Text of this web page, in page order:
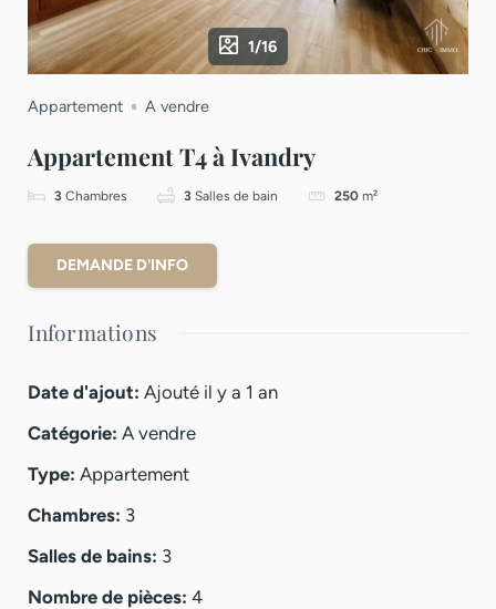
1/16
Appartement A vendre
Appartement T4 à Ivandry
3 Chambres 3 Salles de bain 250 m²
DEMANDE D'INFO
Informations
Date d'ajout: Ajouté il y a 1 an
Catégorie: A vendre
Type: Appartement
Chambres: 3
Salles de bains: 3
Nombre de pièces: 4